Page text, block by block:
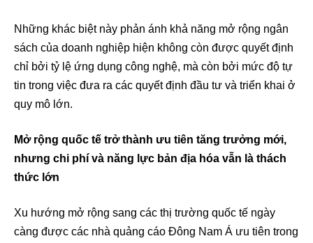
Những khác biệt này phản ánh khả năng mở rộng ngân
sách của doanh nghiệp hiện không còn được quyết định
chỉ bởi tỷ lệ ứng dụng công nghệ, mà còn bởi mức độ tự
tin trong việc đưa ra các quyết định đầu tư và triển khai ở
quy mô lớn.
Mở rộng quốc tế trở thành ưu tiên tăng trưởng mới,
nhưng chi phí và năng lực bản địa hóa vẫn là thách
thức lớn
Xu hướng mở rộng sang các thị trường quốc tế ngày
càng được các nhà quảng cáo Đông Nam Á ưu tiên trong